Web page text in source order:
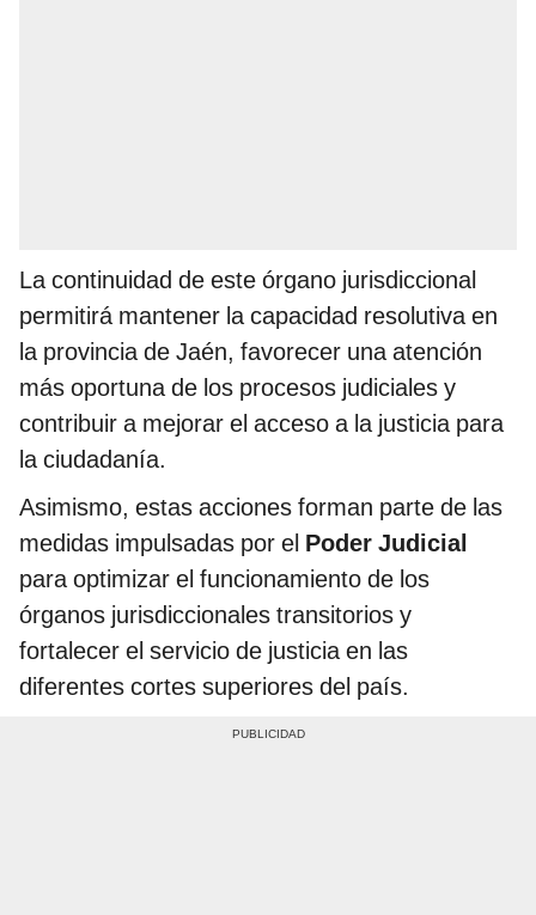
La continuidad de este órgano jurisdiccional
permitirá mantener la capacidad resolutiva en
la provincia de Jaén, favorecer una atención
más oportuna de los procesos judiciales y
contribuir a mejorar el acceso a la justicia para
la ciudadanía.
Asimismo, estas acciones forman parte de las
medidas impulsadas por el Poder Judicial
para optimizar el funcionamiento de los
órganos jurisdiccionales transitorios y
fortalecer el servicio de justicia en las
diferentes cortes superiores del país.